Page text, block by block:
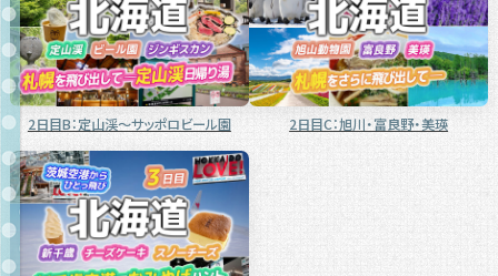
2日目B：定山渓〜サッポロビール園 2日目C：旭川・富良野・美瑛